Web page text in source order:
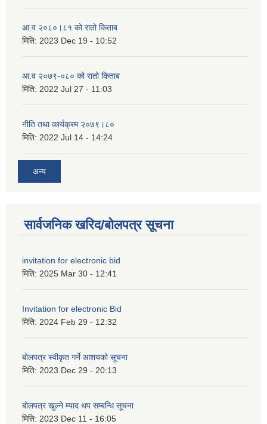
आ.व २०८०।८१ को रातो किताब
मिति: 2023 Dec 19 - 10:52
आ.व २०७९-०८० को रातो किताब
मिति: 2022 Jul 27 - 11:03
नीति तथा कार्यक्रम २०७९।८०
मिति: 2022 Jul 14 - 14:24
अन्य
सार्वजनिक खरिद/बोलपत्र सूचना
invitation for electronic bid
मिति: 2025 Mar 30 - 12:41
Invitation for electronic Bid
मिति: 2024 Feb 29 - 12:32
बोलपत्र स्वीकृत गर्ने आशयको सूचना
मिति: 2023 Dec 29 - 20:13
बोलपत्र खुल्ने म्याद थप सम्बन्धि सूचना
मिति: 2023 Dec 11 - 16:05